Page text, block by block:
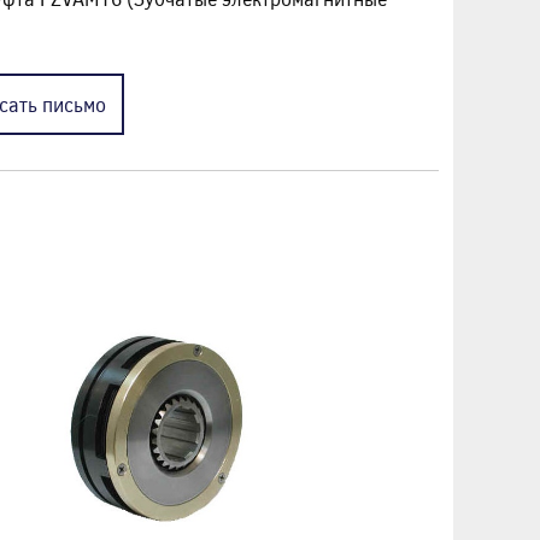
письмо